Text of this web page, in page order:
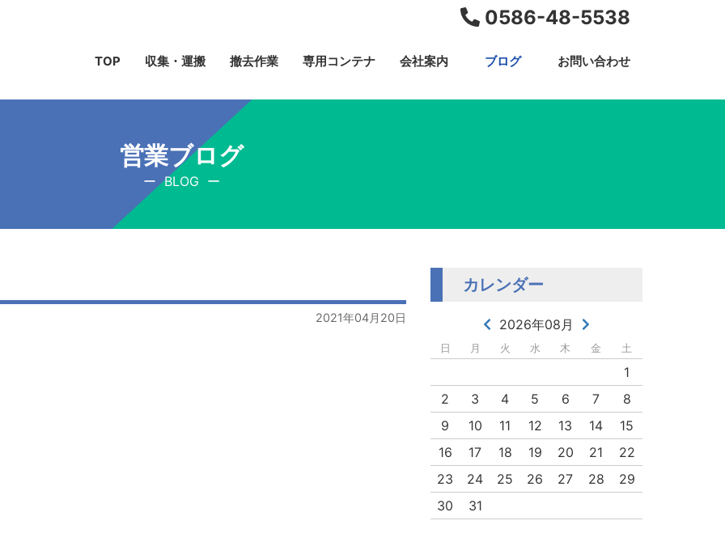
0586-48-5538
TOP 収集・運搬 撤去作業 専用コンテナ 会社案内 ブログ お問い合わせ
営業ブログ
BLOG
2021年04月20日
カレンダー
2026年08月
日 月 火 水 木 金 土
1
2
3 4 5 6 7
8
9
10 11 12 13 14
15
16
17 18 19 20 21
22
23
24 25 26 27 28
29
30
31